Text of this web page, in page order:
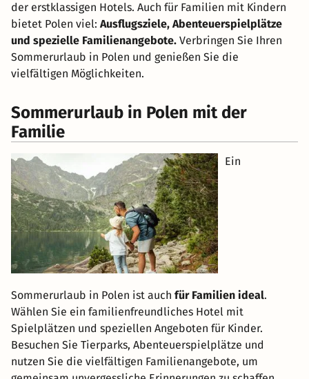
der erstklassigen Hotels. Auch für Familien mit Kindern
bietet Polen viel: Ausflugsziele, Abenteuerspielplätze
und spezielle Familienangebote. Verbringen Sie Ihren
Sommerurlaub in Polen und genießen Sie die
vielfältigen Möglichkeiten.
Sommerurlaub in Polen mit der
Familie
Ein
Sommerurlaub in Polen ist auch für Familien ideal.
Wählen Sie ein familienfreundliches Hotel mit
Spielplätzen und speziellen Angeboten für Kinder.
Besuchen Sie Tierparks, Abenteuerspielplätze und
nutzen Sie die vielfältigen Familienangebote, um